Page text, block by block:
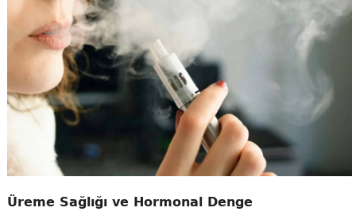
Üreme Sağlığı ve Hormonal Denge